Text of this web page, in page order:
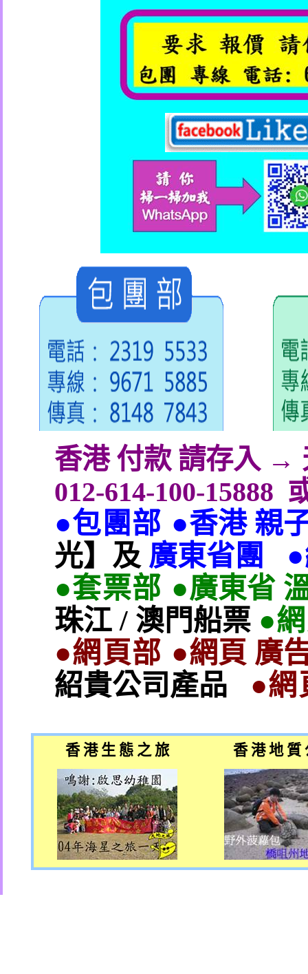
香港 付款 請存入 →
012-614-100-15888
●包團部 ●香港 親
光】及 廣東省團
●套票部 ●廣東省
珠江/ 澳門船票 ●
●網頁部 ●網頁 廣
紹貴公司產品
●網
香 港 生 態 之 旅 香 港 地 質